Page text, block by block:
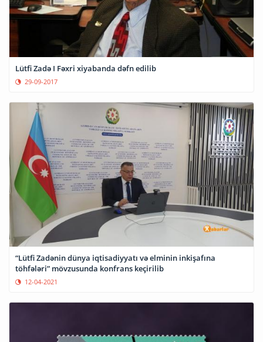
Lütfi Zadə I Fəxri xiyabanda dəfn edilib
29-09-2017
“Lütfi Zadənin dünya iqtisadiyyatı və elminin inkişafına
töhfələri” mövzusunda konfrans keçirilib
12-04-2021